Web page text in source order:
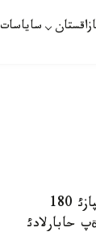
ساياسات
استانا. 8- جةلتوقسان. قازاقپارات - جالپئ ةؤروپالئق EuroMillions لوتةرةياسئنئث جةثئمپازئ 180
دةپ حابارلادئ